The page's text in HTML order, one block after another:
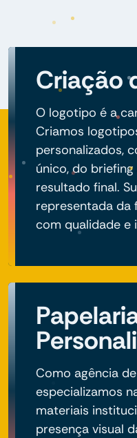
Criação
O logotipo é a
Criamos
personalizados,
único, do
resultado final.
representada da
com qualidade e
Como agência
especializamos
materiais
presença visual